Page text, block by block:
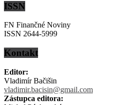
ISSN
FN Finančné Noviny
ISSN 2644-5999
Kontakt
Editor:
Vladimír Bačišin
vladimir.bacisin@gmail.com
Zástupca editora: